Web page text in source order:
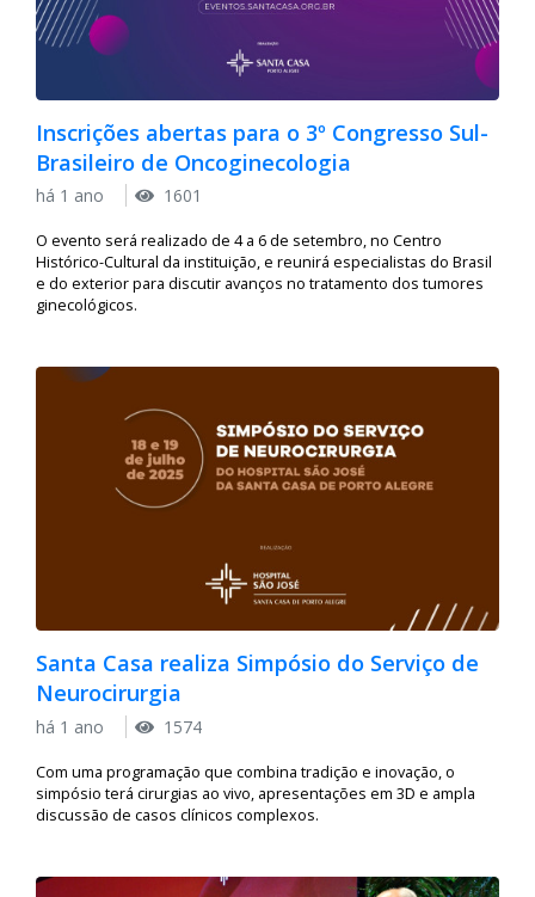
Inscrições abertas para o 3º Congresso Sul-
Brasileiro de Oncoginecologia
há 1 ano 1601
O evento será realizado de 4 a 6 de setembro, no Centro
Histórico-Cultural da instituição, e reunirá especialistas do Brasil
e do exterior para discutir avanços no tratamento dos tumores
ginecológicos.
Santa Casa realiza Simpósio do Serviço de
Neurocirurgia
há 1 ano 1574
Com uma programação que combina tradição e inovação, o
simpósio terá cirurgias ao vivo, apresentações em 3D e ampla
discussão de casos clínicos complexos.